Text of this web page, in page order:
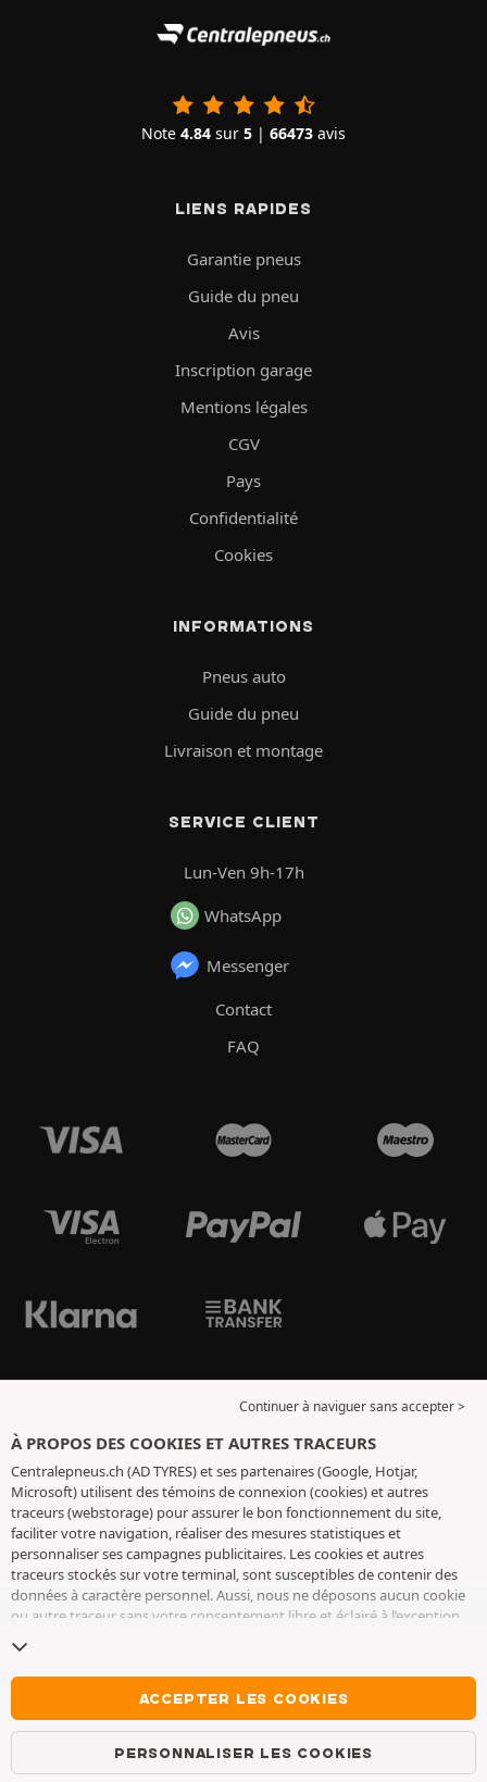
Note 4.84 sur 5 | 66473 avis
LIENS RAPIDES
Garantie pneus
Guide du pneu
Avis
Inscription garage
Mentions légales
CGV
Pays
Confidentialité
Cookies
INFORMATIONS
Pneus auto
Guide du pneu
Livraison et montage
SERVICE CLIENT
Lun-Ven 9h-17h
WhatsApp
Messenger
Contact
FAQ
Continuer à naviguer sans accepter >
À PROPOS DES COOKIES ET AUTRES TRACEURS
Centralepneus.ch (AD TYRES) et ses partenaires (Google, Hotjar,
Microsoft) utilisent des témoins de connexion (cookies) et autres
traceurs (webstorage) pour assurer le bon fonctionnement du site,
faciliter votre navigation, réaliser des mesures statistiques et
personnaliser ses campagnes publicitaires. Les cookies et autres
traceurs stockés sur votre terminal, sont susceptibles de contenir des
données à caractère personnel. Aussi, nous ne déposons aucun cookie
ou autre traceur sans votre consentement libre et éclairé à l’exception
conservons votre choix pendant 6 mois. Vous pouvez retirer votre
consentement à tout moment en vous rendant sur lapage cookies et
. Vous pouvez choisir de continuer à naviguer sans
accepter le dépôt de cookies ou autres traceurs. Le refus ne fait pas
obstacle à l’accès aux services AD TYRES. Pour plus d’informations, nous
vous invitons à consulterla page cookies et autres traceurs
ACCEPTER LES COOKIES
PERSONNALISER LES COOKIES